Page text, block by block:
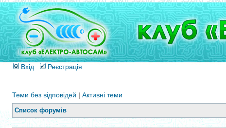
Вхід Реєстрація
Теми без відповідей | Активні теми
Список форумів